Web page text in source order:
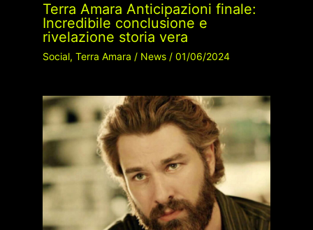
Terra Amara Anticipazioni finale:
Incredibile conclusione e
rivelazione storia vera
Social, Terra Amara / News/ 01/06/2024